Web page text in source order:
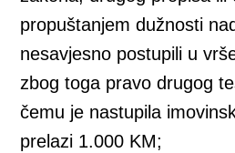
propuštanjem dužnosti
nesavjesno postupili u
zbog toga pravo drugog
čemu je nastupila
prelazi 1.000 KM;